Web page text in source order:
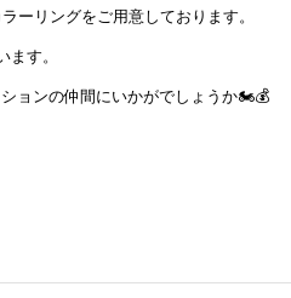
ーリングをご用意しております。
ます。
ョンの仲間にいかがでしょうか🏍💰